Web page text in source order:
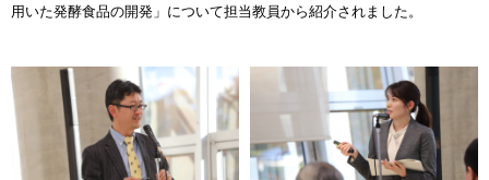
用いた発酵食品の開発」について担当教員から紹介されました。